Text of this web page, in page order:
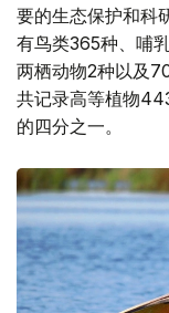
要的生态保护和科
有鸟类365种、哺
两栖动物2种以及
共记录高等植物
的四分之一。